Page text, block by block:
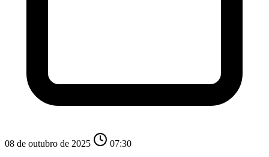
08 de outubro de 2025 07:30